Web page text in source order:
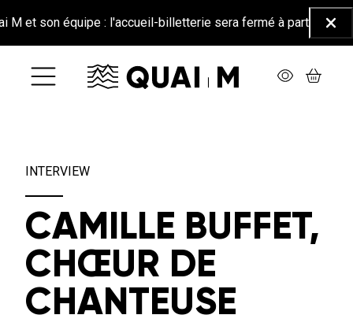
équipe : l'accueil-billetterie sera fermé à partir du 26 juin
INTERVIEW
CAMILLE BUFFET,
CHŒUR DE
CHANTEUSE